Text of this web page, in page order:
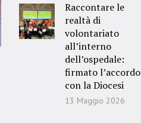
Raccontare le
realtà di
volontariato
all’interno
dell’ospedale:
firmato l’accordo
con la Diocesi
13 Maggio 2026